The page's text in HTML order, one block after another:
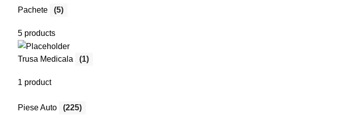
Comenzi online:
Menu
Login / Register
Wishlist
Search
Pachete (5)
5 products
Trusa Medicala (1)
1 product
Piese Auto (225)